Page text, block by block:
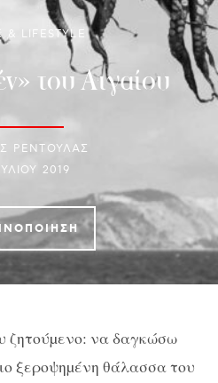
& LIFESTYLE
του Αιγαίου
ΡΕΝΤΟΥΛΑΣ
2019
ζητούµενο: να δαγκώσω
ξεροψηµένη θάλασσα του